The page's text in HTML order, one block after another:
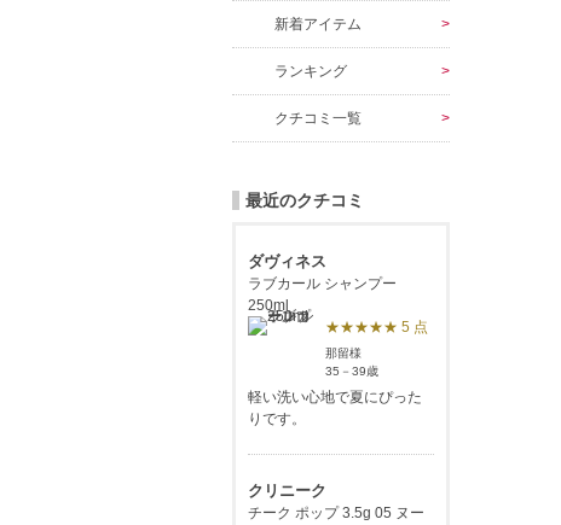
新着アイテム
ランキング
クチコミ一覧
最近のクチコミ
ダヴィネス
ラブカール シャンプー
250ml
★★★★★ 5 点
那留様
35－39歳
軽い洗い心地で夏にぴった
りです。
クリニーク
チーク ポップ 3.5g 05 ヌー